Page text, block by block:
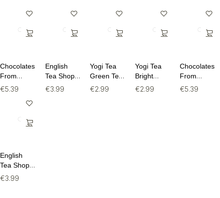
Chocolates
From
Heaven
Melk BIO -
€5.39
English
Tea Shop
Super
€3.99
Yogi Tea
Green Tea
Ginger
€2.99
Yogi Tea
Bright
Mood BIO
€2.99
Chocolates
From
Heaven
€5.39
English
Tea Shop
Rooibos,
€3.99